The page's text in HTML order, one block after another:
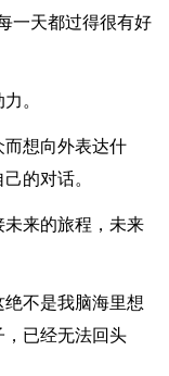
一天都过得很有好
。
想向外表达什
的对话。
来的旅程，未来
不是我脑海里想
已经无法回头